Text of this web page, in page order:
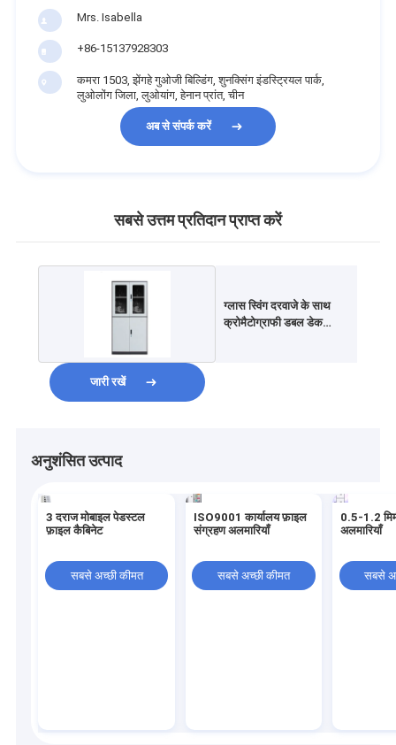
Mrs. Isabella
+86-15137928303
कमरा 1503, झेंगहे गुओजी बिल्डिंग, शुनक्सिंग इंडस्ट्रियल पार्क,
लुओलोंग जिला, लुओयांग, हेनान प्रांत, चीन
अब से संपर्क करें
सबसे उत्तम प्रतिदान प्राप्त करें
ग्लास स्विंग दरवाजे के साथ
क्रोमैटोग्राफी डबल डेक
जारी रखें
अनुशंसित उत्पाद
3 दराज मोबाइल पेडस्टल
फ़ाइल कैबिनेट
सबसे अच्छी कीमत
ISO9001 कार्यालय फ़ाइल
संग्रहण अलमारियाँ
सबसे अच्छी कीमत
0.5-1.2
अलमारियाँ
सबसे